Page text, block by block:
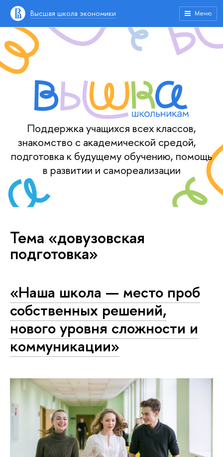
Высшая школа экономики Меню
Поддержка учащихся всех классов,
знакомство с академической средой,
подготовка к будущему обучению, помощь
в развитии и самореализации
Тема «довузовская
подготовка»
«Наша школа — место проб
собственных решений,
нового уровня сложности и
коммуникации»